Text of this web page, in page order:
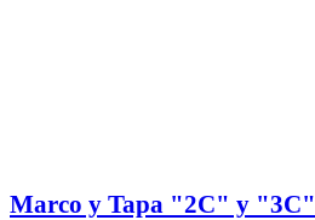
Marco y Tapa "2C" y "3C"